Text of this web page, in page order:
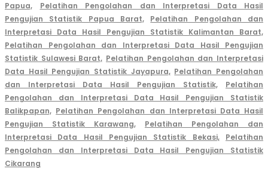
Papua,
Pelatihan Pengolahan dan Interpretasi Data Hasil
Pengujian Statistik Papua Barat,
Pelatihan Pengolahan dan
Interpretasi Data Hasil Pengujian Statistik Kalimantan Barat,
Pelatihan Pengolahan dan Interpretasi Data Hasil Pengujian
Statistik Sulawesi Barat, Pelatihan Pengolahan dan Interpretasi
Data Hasil Pengujian Statistik Jayapura, Pelatihan Pengolahan
dan Interpretasi Data Hasil Pengujian Statistik,
Pelatihan
Pengolahan dan Interpretasi Data Hasil Pengujian Statistik
Balikpapan, Pelatihan Pengolahan dan Interpretasi Data Hasil
Pengujian Statistik Karawang,
Pelatihan Pengolahan dan
Interpretasi Data Hasil Pengujian Statistik Bekasi,
Pelatihan
Pengolahan dan Interpretasi Data Hasil Pengujian Statistik
Cikarang